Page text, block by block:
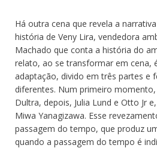
Há outra cena que revela a
história de Veny Lira, vendedora
Machado que conta a história do
relato, ao se transformar em cena,
adaptação, divido em três partes e
diferentes. Num primeiro momento,
Dultra, depois, Julia Lund e Otto Jr
Miwa Yanagizawa. Esse
passagem do tempo, que produz
quando a passagem do tempo é